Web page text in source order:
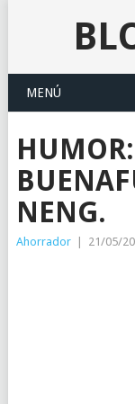
MENÚ
NENG.
Ahorrador 21/05/